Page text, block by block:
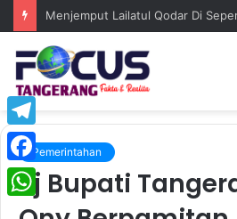
Pemerintahan
Pj Bupati
Telegram
Facebook
WhatsApp